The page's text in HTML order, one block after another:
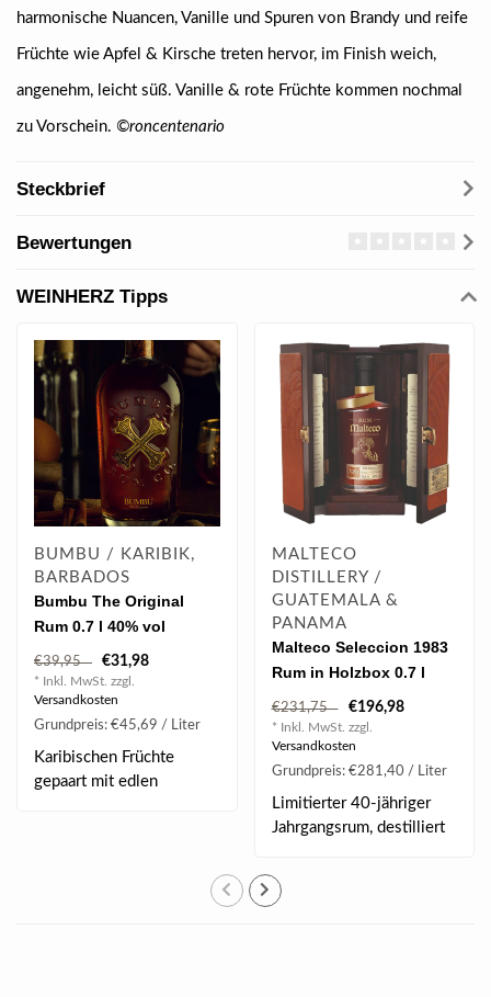
harmonische Nuancen, Vanille und Spuren von Brandy und reife
Früchte wie Apfel & Kirsche treten hervor, im Finish weich,
angenehm, leicht süß. Vanille & rote Früchte kommen nochmal
zu Vorschein. ©roncentenario
Steckbrief
Bewertungen
WEINHERZ Tipps
BUMBU / KARIBIK,
BARBADOS
Bumbu The Original
Rum 0.7 l 40% vol
€39,95 €31,98
* Inkl. MwSt. zzgl.
Versandkosten
Grundpreis: €45,69 / Liter
Karibischen Früchte
gepaart mit edlen
MALTECO
DISTILLERY /
GUATEMALA &
PANAMA
Malteco Seleccion 1983
Rum in Holzbox 0.7 l
40%
€231,75 €196,98
* Inkl. MwSt. zzgl.
Versandkosten
Grundpreis: €281,40 / Liter
Limitierter 40-jähriger
Jahrgangsrum, destilliert